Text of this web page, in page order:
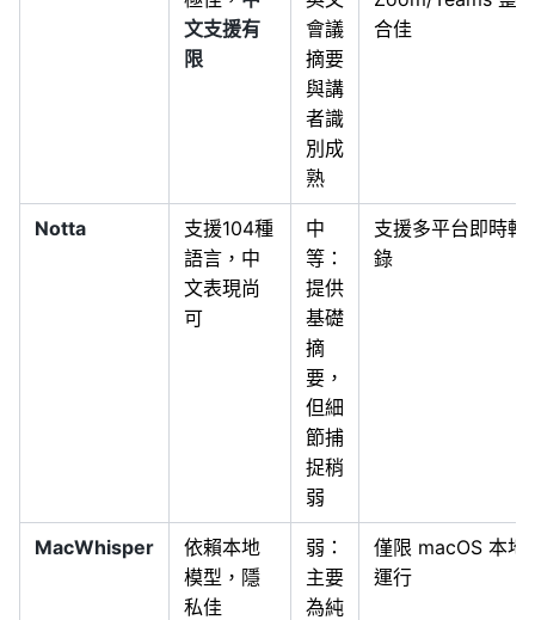
文支援有
限
會議
摘要
與講
者識
別成
熟
合佳
Notta
支援104種
語言，中
文表現尚
可
中
等：
提供
基礎
摘
要，
但細
節捕
捉稍
弱
支援多平台即時轉
錄
MacWhisper
依賴本地
模型，隱
私佳
弱：
主要
為純
僅限 macOS 本地
運行